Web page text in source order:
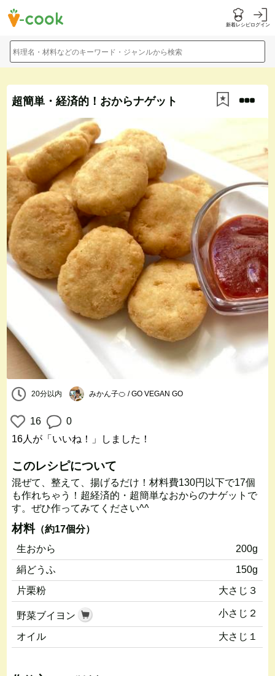
新着レシピログイン
料理名・材料などのキーワード・ジャンルから検索
超簡単・経済的！おからナゲット
20分以内 みかん子🍊 / GO VEGAN GO
16
0
16人 が「いいね！」しました！
このレシピについて
混ぜて、整えて、揚げるだけ！材料費130円以下で17個
も作れちゃう！超経済的・超簡単なおからのナゲットで
す。ぜひ作ってみてください^^
材料（約17個分）
生おから
200g
絹どうふ
150g
片栗粉
大さじ３
野菜ブイヨン 小さじ２
オイル 大さじ１